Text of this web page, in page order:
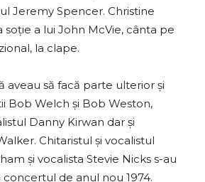
Jeremy Spencer. Christine
soție a lui John McVie, cânta pe
la clape.
aveau să facă parte ulterior și
Bob Welch și Bob Weston,
Danny Kirwan dar și
Chitaristul și vocalistul
și vocalista Stevie Nicks s-au
de anul nou 1974.